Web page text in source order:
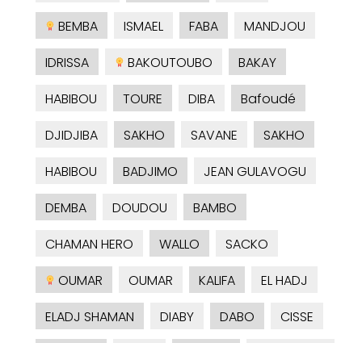
BEMBA
ISMAEL FABA
MANDJOU
IDRISSA
BAKOUTOUBO
BAKAY
HABIBOU
TOURE DIBA
Bafoudé
DJIDJIBA
SAKHO SAVANE
SAKHO
HABIBOU
BADJIMO
JEAN GULAVOGU
DEMBA
DOUDOU
BAMBO
CHAMAN HERO
WALLO
SACKO
OUMAR
OUMAR KALIFA
EL HADJ
ELADJ SHAMAN
DIABY DABO
CISSE